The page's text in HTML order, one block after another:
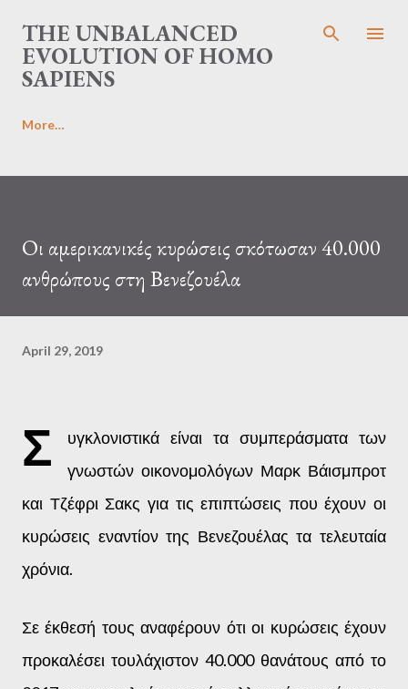
Skip to main content
THE UNBALANCED
EVOLUTION OF HOMO
SAPIENS
More…
Οι αμερικανικές κυρώσεις σκότωσαν 40.000
ανθρώπους στη Βενεζουέλα
April 29, 2019
Σ
υγκλονιστικά είναι τα συμπεράσματα των
γνωστών οικονομολόγων Μαρκ Βάισμπροτ
και Τζέφρι Σακς για τις επιπτώσεις που έχουν οι
κυρώσεις εναντίον της Βενεζουέλας τα τελευταία
χρόνια.
Σε έκθεσή τους αναφέρουν ότι οι κυρώσεις έχουν
προκαλέσει τουλάχιστον 40.000 θανάτους από το